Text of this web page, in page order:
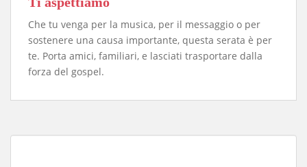
Che tu venga per la musica, per il messaggio o per
sostenere una causa importante, questa serata è per
te. Porta amici, familiari, e lasciati trasportare dalla
forza del gospel.